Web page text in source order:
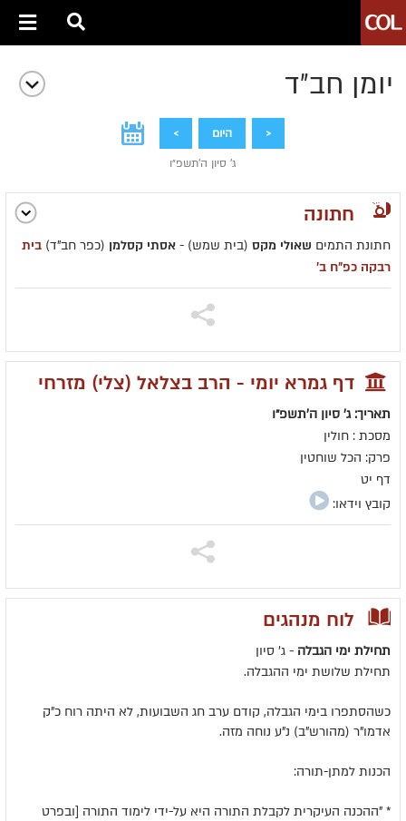
יומן חב״ד
< היום >
ג' סיון ה׳תשפ״ו
חתונה
חתונת התמים שאולי מקס (בית שמש) - אסתי קסלמן (כפר חב"ד) בית
רבקה כפ"ח ב'
דף גמרא יומי - הרב בצלאל (צלי) מזרחי
תאריך: ג' סיון ה׳תשפ״ו
מסכת : חולין
פרק: הכל שוחטין
דף יט
קובץ וידאו:
לוח מנהגים
תחילת ימי הגבלה - ג' סיון
תחילת שלושת ימי ההגבלה.
כשהסתפרו בימי הגבלה, קודם ערב חג השבועות, לא היתה רוח כ"ק
אדמו"ר (מהורש"ב) נ"ע נוחה מזה.
הכנות למתן-תורה:
* "ההכנה העיקרית לקבלת התורה היא על-ידי לימוד התורה [ובפרט